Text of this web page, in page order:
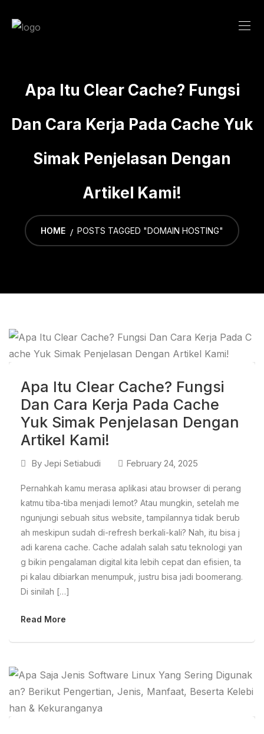
Apa Itu Clear Cache? Fungsi
Dan Cara Kerja Pada Cache Yuk
Simak Penjelasan Dengan
Artikel Kami!
HOME POSTS TAGGED "DOMAIN HOSTING"
Apa Itu Clear Cache? Fungsi
Dan Cara Kerja Pada Cache
Yuk Simak Penjelasan Dengan
Artikel Kami!
By Jepi Setiabudi February 24, 2025
Pernahkah kamu merasa aplikasi atau browser di perang
katmu tiba-tiba menjadi lemot? Atau mungkin, setelah me
ngunjungi sebuah situs website, tampilannya tidak berub
ah meskipun sudah di-refresh berkali-kali? Nah, itu bisa j
adi karena cache. Cache adalah salah satu teknologi yan
g bikin pengalaman digital kita lebih cepat dan efisien, ta
pi kalau dibiarkan menumpuk, justru bisa jadi boomerang.
Di sinilah […]
Read More